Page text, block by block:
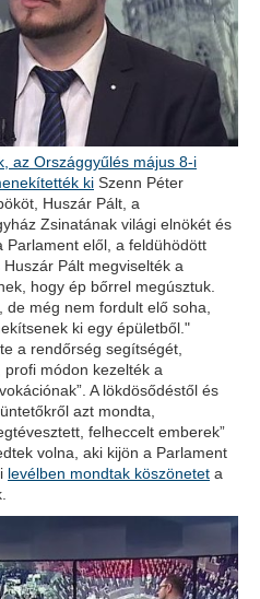
az Országgyűlés május 8-i
ki Szenn Péter
Huszár Pált, a
Zsinatának világi elnökét és
Parlament elől, a feldühödött
Pált megviselték a
hogy ép bőrrel megúsztuk.
még nem fordult elő soha,
ki egy épületből."
a rendőrség segítségét,
módon kezelték a
A lökdösődéstől és
azt mondta,
felheccelt emberek”
volna, aki kijön a Parlament
levélben mondtak köszönetet a